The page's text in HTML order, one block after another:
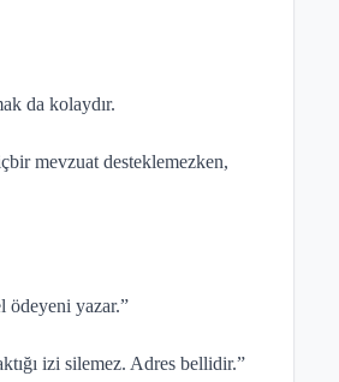
da kolaydır.
mevzuat desteklemezken,
ödeyeni yazar.”
izi silemez. Adres bellidir.”